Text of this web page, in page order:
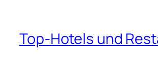
Top-Hotels und